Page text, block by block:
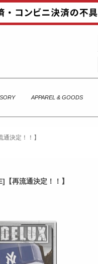
APPAREL & GOODS
決定！！】
再流通決定！！】